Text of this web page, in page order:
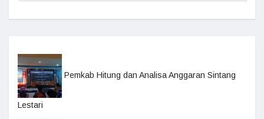
Pemkab Hitung dan Analisa Anggaran Sintang
Lestari